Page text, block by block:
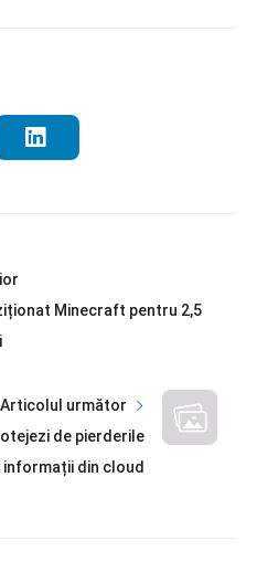
Minecraft pentru 2,5
Articolul următor
de pierderile
informații din cloud